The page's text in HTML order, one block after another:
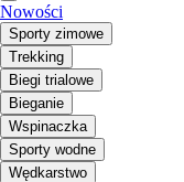
Nowości
Sporty zimowe
Trekking
Biegi trialowe
Bieganie
Wspinaczka
Sporty wodne
Wędkarstwo